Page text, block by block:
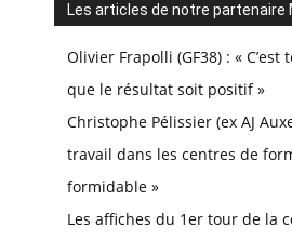
Les articles de notre partenaire
Olivier Frapolli (GF38) : «
que le résultat soit positif »
Christophe Pélissier (ex AJ
travail dans les centres de
formidable »
Les affiches du 1er tour de la